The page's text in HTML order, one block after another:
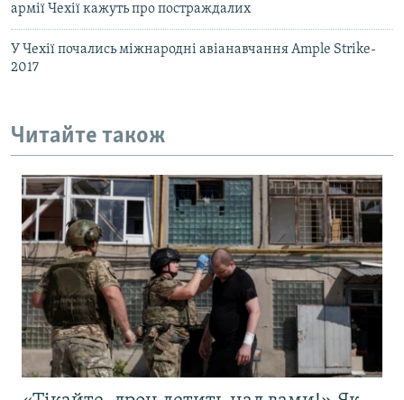
армії Чехії кажуть про постраждалих
У Чехії почались міжнародні авіанавчання Ample Strike-
2017
Читайте також